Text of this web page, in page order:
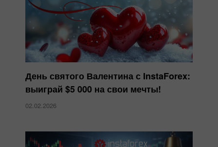
День святого Валентина с InstaForex:
выиграй $5 000 на свои мечты!
02.02.2026